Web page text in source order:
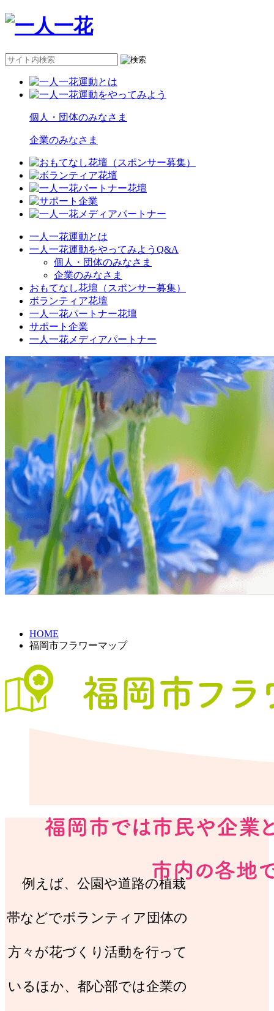
個人・団体のみなさま
企業のみなさま
一人一花運動とは
一人一花運動をやってみようQ&A
個人・団体のみなさま
企業のみなさま
おもてなし花壇（スポンサー募集）
ボランティア花壇
一人一花パートナー花壇
サポート企業
一人一花メディアパートナー
HOME
福岡市フラワーマップ
例えば、公園や道路の植栽
帯などでボランティア団体の
方々が花づくり活動を行って
いるほか、都心部では企業の